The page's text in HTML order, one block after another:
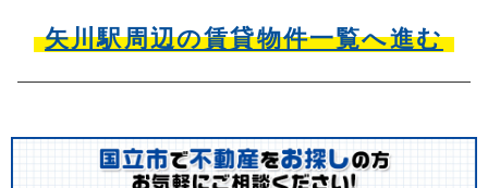
矢川駅周辺の賃貸物件一覧へ進む